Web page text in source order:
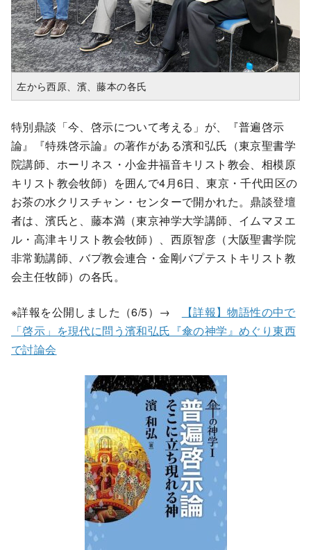
左から西原、濱、藤本の各氏
特別鼎談「今、啓示について考える」が、『普遍啓示
論』『特殊啓示論』の著作がある濱和弘氏（東京聖書学
院講師、ホーリネス・小金井福音キリスト教会、相模原
キリスト教会牧師）を囲んで4月6日、東京・千代田区の
お茶の水クリスチャン・センターで開かれた。鼎談登壇
者は、濱氏と、藤本満（東京神学大学講師、イムマヌエ
ル・高津キリスト教会牧師）、西原智彦（大阪聖書学院
非常勤講師、バプ教会連合・金剛バプテストキリスト教
会主任牧師）の各氏。
※詳報を公開しました（6/5）→
【詳報】物語性の中で
「啓示」を現代に問う濱和弘氏『傘の神学』めぐり東西
で討論会